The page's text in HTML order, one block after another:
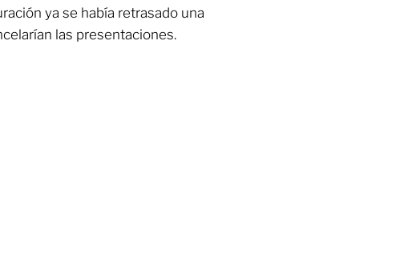
ya se había retrasado una
las presentaciones.